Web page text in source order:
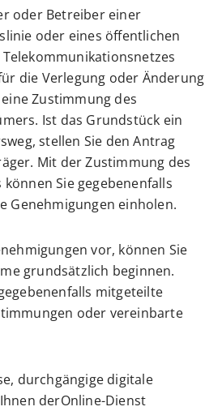
oder Betreiber einer
oder eines öffentlichen
die Verlegung oder Änderung
Zustimmung des
Ist das Grundstück ein
stellen Sie den Antrag
Mit der Zustimmung des
Sie gegebenenfalls
Genehmigungen einholen.
vor, können Sie
grundsätzlich beginnen.
mitgeteilte
oder vereinbarte
durchgängige digitale
derOnline-Dienst